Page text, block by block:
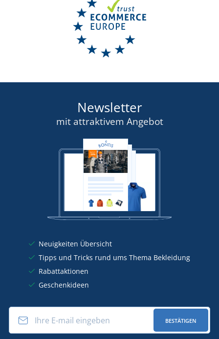
Newsletter
mit attraktivem Angebot
Neuigkeiten Übersicht
Tipps und Tricks rund ums Thema Bekleidung
Rabattaktionen
Geschenkideen
BESTÄTIGEN